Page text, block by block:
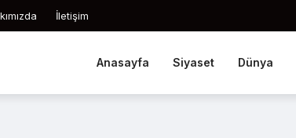
İletişim
Anasayfa Siyaset Dünya